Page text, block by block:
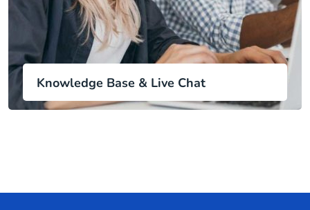
Knowledge Base & Live Chat